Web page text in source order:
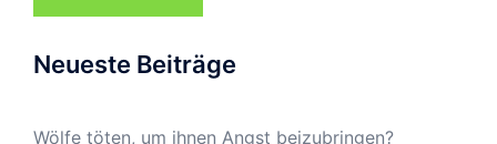
Neueste Beiträge
Wölfe töten, um ihnen Angst beizubringen?